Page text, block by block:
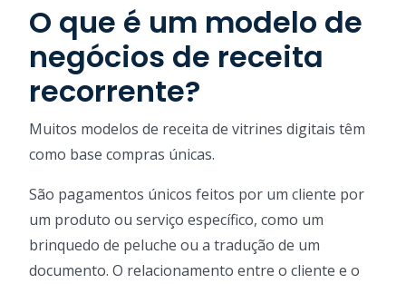
O que é um modelo de
negócios de receita
recorrente?
Muitos modelos de receita de vitrines digitais têm
como base compras únicas.
São pagamentos únicos feitos por um cliente por
um produto ou serviço específico, como um
brinquedo de peluche ou a tradução de um
documento. O relacionamento entre o cliente e o